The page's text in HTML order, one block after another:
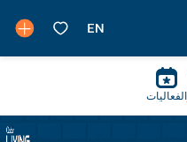
الفعاليات